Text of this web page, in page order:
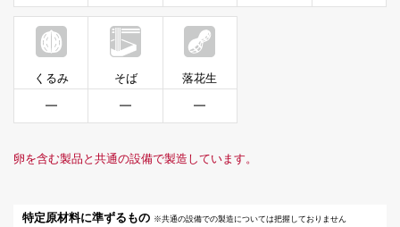
くるみ
━
そば
━
落花生
━
卵を含む製品と共通の設備で製造しています。
特定原材料に準ずるもの ※共通の設備での製造については把握しておりません